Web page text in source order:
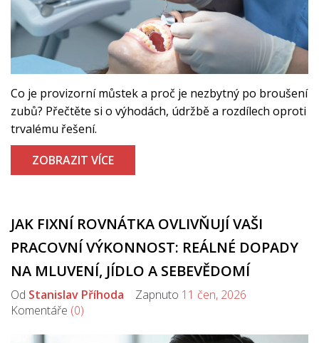
Co je provizorní můstek a proč je nezbytný po broušení
zubů? Přečtěte si o výhodách, údržbě a rozdílech oproti
trvalému řešení.
ZOBRAZIT VÍCE
JAK FIXNÍ ROVNÁTKA OVLIVŇUJÍ VAŠI
PRACOVNÍ VÝKONNOST: REÁLNÉ DOPADY
NA MLUVENÍ, JÍDLO A SEBEVĚDOMÍ
Od Stanislav Příhoda Zapnuto 11 čen, 2026
Komentáře (0)